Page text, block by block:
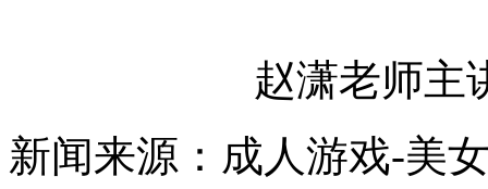
赵潇老师主
新闻来源：成人游戏-美